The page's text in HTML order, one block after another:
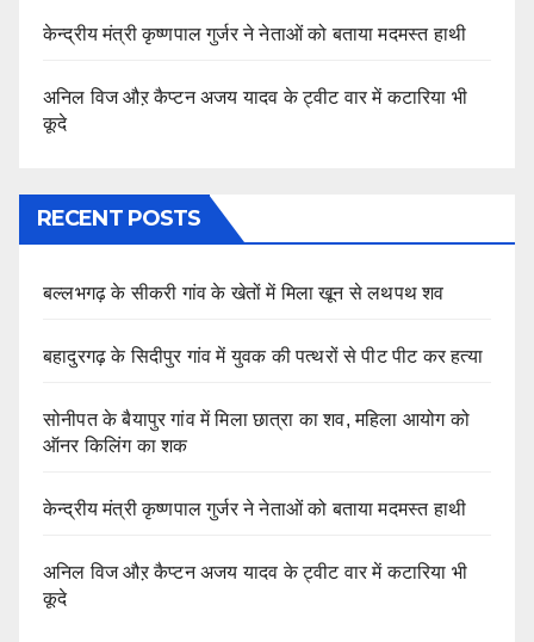
केन्द्रीय मंत्री कृष्णपाल गुर्जर ने नेताओं को बताया मदमस्त हाथी
अनिल विज औऱ कैप्टन अजय यादव के ट्वीट वार में कटारिया भी
कूदे
RECENT POSTS
बल्लभगढ़ के सीकरी गांव के खेतों में मिला खून से लथपथ शव
बहादुरगढ़ के सिदीपुर गांव में युवक की पत्थरों से पीट पीट कर हत्या
सोनीपत के बैयापुर गांव में मिला छात्रा का शव, महिला आयोग को
ऑनर किलिंग का शक
केन्द्रीय मंत्री कृष्णपाल गुर्जर ने नेताओं को बताया मदमस्त हाथी
अनिल विज औऱ कैप्टन अजय यादव के ट्वीट वार में कटारिया भी
कूदे